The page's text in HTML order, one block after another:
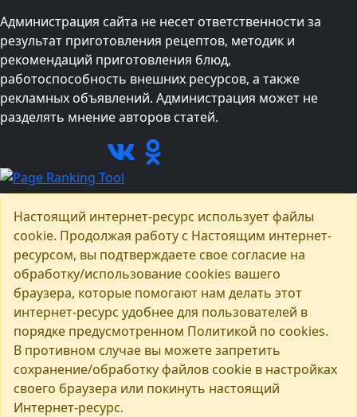
Администрация сайта не несет ответственности за
результат приготовления рецептов, методик и
рекомендаций приготовления блюд,
работоспособность внешних ресурсов, а также
рекламных объявлений. Администрация может не
разделять мнение авторов статей.
Настоящий интернет-ресурс использует файлы
cookie. Продолжая работу с Настоящим интернет-
ресурсом, вы подтверждаете свое согласие на
обработку/использование cookies вашего
браузера, которые помогают нам делать этот
интернет-ресурс удобнее для пользователей в
порядке предусмотренном Политикой по cookies.
В противном случае вы можете запретить
сохранение/обработку файлов cookie в настройках
своего браузера или покинуть настоящий
Интернет-ресурс.